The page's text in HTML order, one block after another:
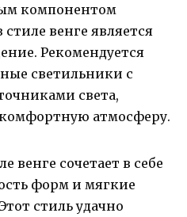
компонентом
венге является
Рекомендуется
светильники с
света,
атмосферу.
венге сочетает в себе
форм и мягкие
стиль удачно